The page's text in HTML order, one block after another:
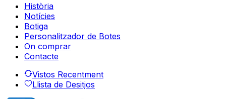
Història
Notícies
Botiga
Personalitzador de Botes
On comprar
Contacte
Vistos Recentment
Llista de Desitjos